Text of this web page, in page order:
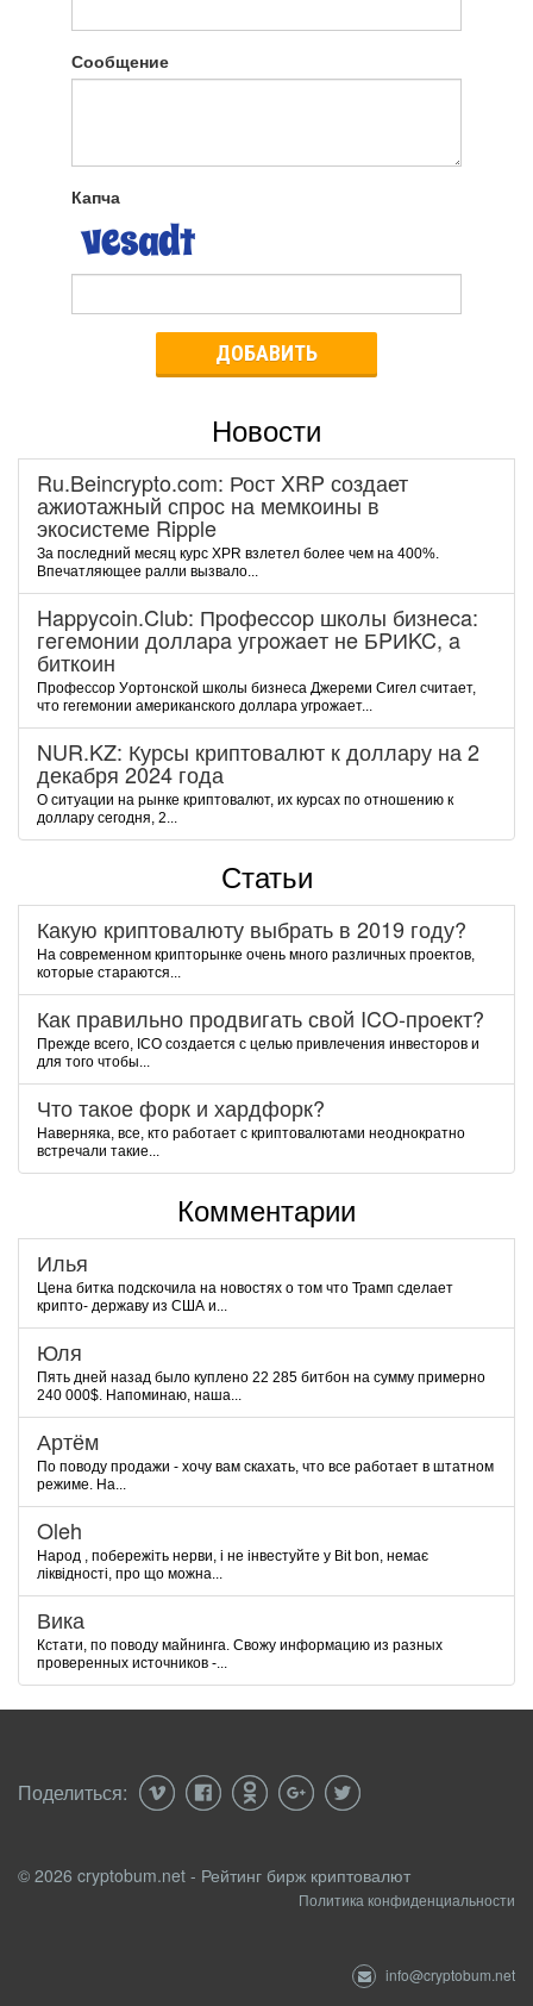
Сообщение
Капча
ДОБАВИТЬ
Новости
Ru.Beincrypto.com: Рост XRP создает
ажиотажный спрос на мемкоины в
экосистеме Ripple
За последний месяц курс XPR взлетел более чем на 400%.
Впечатляющее ралли вызвало...
Happycoin.Club: Пpoфeccop шкoлы бизнeca:
гeгeмoнии дoллapa угpoжaeт нe БPИKC, a
биткoин
Пpoфeccop Уopтoнcкoй шкoлы бизнeca Джepeми Cигeл cчитaeт,
чтo гeгeмoнии aмepикaнcкoгo дoллapa угpoжaeт...
NUR.KZ: Курсы криптовалют к доллару на 2
декабря 2024 года
О ситуации на рынке криптовалют, их курсах по отношению к
доллару сегодня, 2...
Статьи
Какую криптовалюту выбрать в 2019 году?
На современном крипторынке очень много различных проектов,
которые стараются...
Как правильно продвигать свой ICO-проект?
Прежде всего, ICO создается с целью привлечения инвесторов и
для того чтобы...
Что такое форк и хардфорк?
Наверняка, все, кто работает с криптовалютами неоднократно
встречали такие...
Комментарии
Илья
Цена битка подскочила на новостях о том что Трамп сделает
крипто- державу из США и...
Юля
Пять дней назад было куплено 22 285 битбон на сумму примерно
240 000$. Напоминаю, наша...
Артём
По поводу продажи - хочу вам скахать, что все работает в штатном
режиме. На...
Oleh
Народ , побережіть нерви, і не інвестуйте у Bit bon, немає
ліквідності, про що можна...
Вика
Кстати, по поводу майнинга. Свожу информацию из разных
проверенных источников -...
Поделиться:
© 2026 cryptobum.net - Рейтинг бирж криптовалют
Политика конфиденциальности
info@cryptobum.net